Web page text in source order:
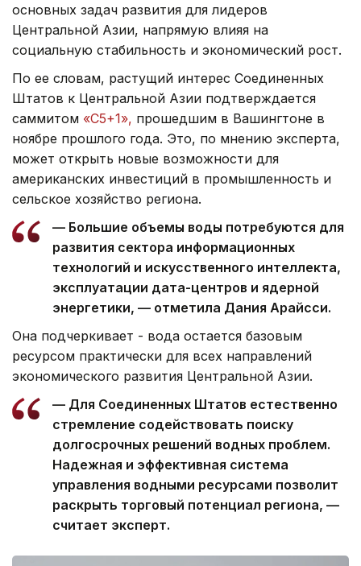
основных задач развития для лидеров
Центральной Азии, напрямую влияя на
социальную стабильность и экономический рост.
По ее словам, растущий интерес Соединенных
Штатов к Центральной Азии подтверждается
саммитом «С5+1», прошедшим в Вашингтоне в
ноябре прошлого года. Это, по мнению эксперта,
может открыть новые возможности для
американских инвестиций в промышленность и
сельское хозяйство региона.
— Большие объемы воды потребуются для
развития сектора информационных
технологий и искусственного интеллекта,
эксплуатации дата-центров и ядерной
энергетики, — отметила Дания Арайсси.
Она подчеркивает - вода остается базовым
ресурсом практически для всех направлений
экономического развития Центральной Азии.
— Для Соединенных Штатов естественно
стремление содействовать поиску
долгосрочных решений водных проблем.
Надежная и эффективная система
управления водными ресурсами позволит
раскрыть торговый потенциал региона, —
считает эксперт.